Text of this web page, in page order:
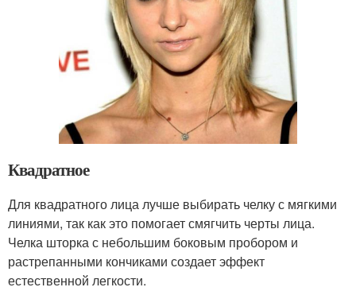
Квадратное
Для квадратного лица лучше выбирать челку с мягкими
линиями, так как это помогает смягчить черты лица.
Челка шторка с небольшим боковым пробором и
растрепанными кончиками создает эффект
естественной легкости.